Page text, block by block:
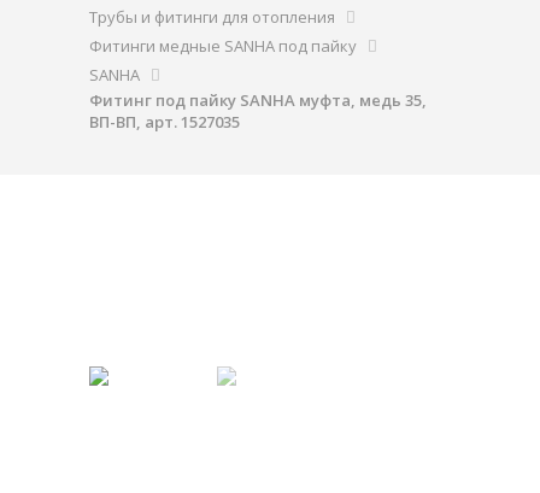
Трубы и фитинги для отопления
Фитинги медные SANHA под пайку
SANHA
Фитинг под пайку SANHA муфта, медь 35,
ВП-ВП, арт. 1527035